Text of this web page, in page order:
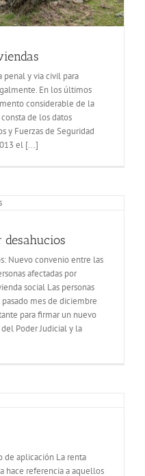
penal y via civil para
En los últimos
considerable de la
de los datos
y Fuerzas de Seguridad
el [...]
desahucios
Nuevo convenio entre las
afectadas por
social Las personas
mes de diciembre
para firmar un nuevo
Poder Judicial y la
de aplicación La renta
hace referencia a aquellos